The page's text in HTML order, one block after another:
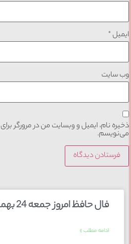
ایمیل*
وب‌ سایت
ذخیره نام، ایمیل و وبسایت من در مرورگر
می‌نویسم.
فال حافظ امروز جمعه 24 بهمن 1404
ادامه مطلب »